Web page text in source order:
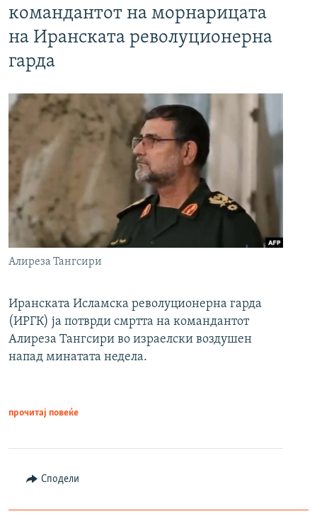
командантот на морнарицата
на Иранската револуционерна
гарда
Алиреза Тангсири
Иранската Исламска револуционерна гарда
(ИРГК) ја потврди смртта на командантот
Алиреза Тангсири во израелски воздушен
напад минатата недела.
прочитај повеќе
Сподели